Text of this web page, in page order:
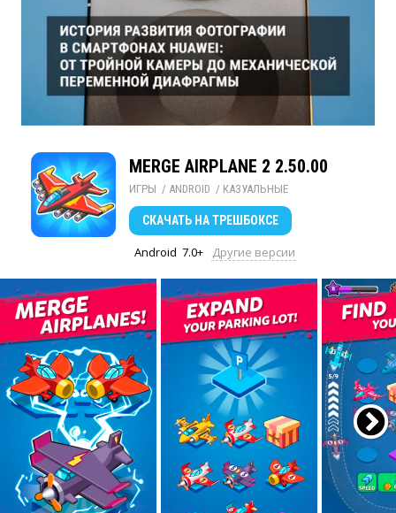
MERGE AIRPLANE 2 2.50.00
ИГРЫ / ANDROID / КАЗУАЛЬНЫЕ
СКАЧАТЬ НА ТРЕШБОКСЕ
Android 7.0+ Другие версии